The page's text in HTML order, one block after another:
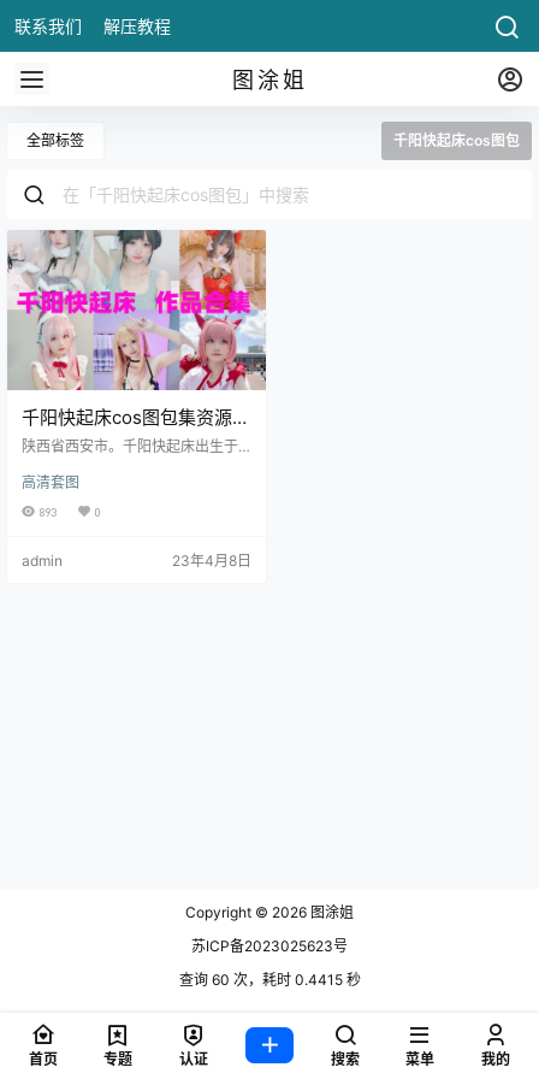
联系我们 解压教程
图涂姐
全部标签 千阳快起床cos图包
千阳快起床cos图包集资源下
载
陕西省西安市。千阳快起床出生于1
动漫cos博主，在日本东京留学。出
生于陕西省西安市。哔哩哔哩，英
高清套图
893 0
admin 23年4月8日
Copyright © 2026 图涂姐
苏ICP备2023025623号
查询 60 次，耗时 0.4415 秒
首页 专题 认证 搜索 菜单 我的